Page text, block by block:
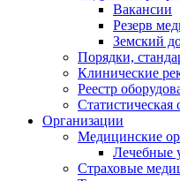
Вакансии
Резерв
Земский
Порядки,
Клинические
Реестр
Статистическая
Организации
Медицинские
Лечебные
Страховые